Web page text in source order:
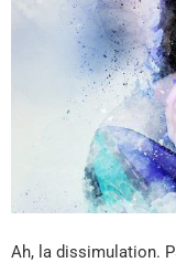
Ah, la dissimulation.